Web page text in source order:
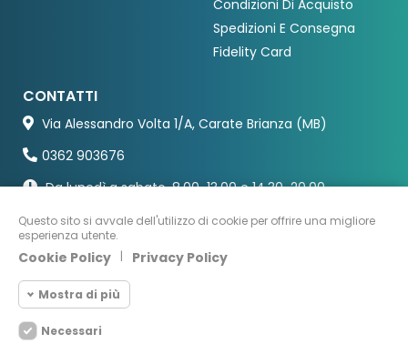
Condizioni Di Acquisto
Spedizioni E Consegna
Fidelity Card
CONTATTI
Via Alessandro Volta 1/A, Carate Brianza (MB)
0362 903676
Da lunedì a sabato, 8.00-13.00 e 14.30-20.00
Questo sito si avvale dell'utilizzo di cookie per offrire una migliore
esperienza utente.
Cookie Policy | Privacy Policy
Mostra di più
Necessari